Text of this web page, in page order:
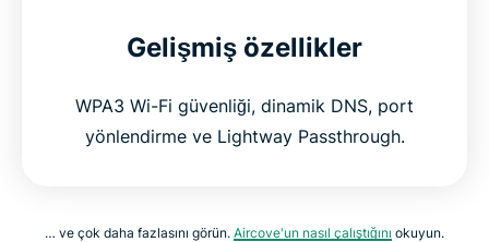
Gelişmiş özellikler
WPA3 Wi-Fi güvenliği, dinamik DNS, port
yönlendirme ve Lightway Passthrough.
… ve çok daha fazlasını görün. Aircove'un nasıl çalıştığını okuyun.